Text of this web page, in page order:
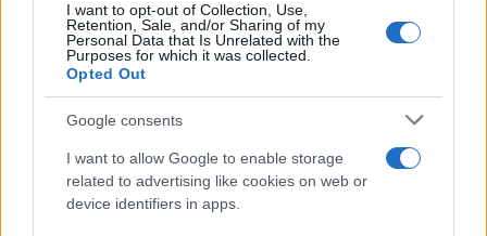
I want to opt-out of Collection, Use,
Retention, Sale, and/or Sharing of my
Personal Data that Is Unrelated with the
Purposes for which it was collected.
Opted Out
Google consents
I want to allow Google to enable storage
related to advertising like cookies on web or
device identifiers in apps.